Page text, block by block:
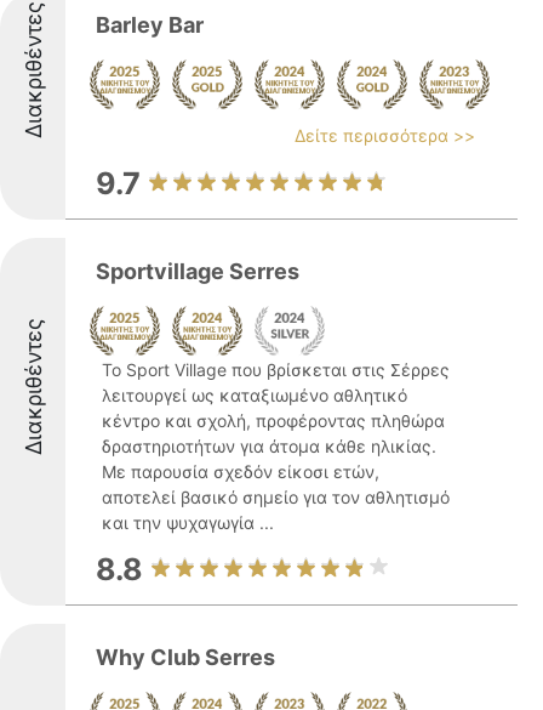
Διακριθέντες Barley Bar
Δείτε περισσότερα >>
9.7
Διακριθέντες
Sportvillage Serres
Το Sport Village που βρίσκεται στις Σέρρες
λειτουργεί ως καταξιωμένο αθλητικό
κέντρο και σχολή, προφέροντας πληθώρα
δραστηριοτήτων για άτομα κάθε ηλικίας.
Με παρουσία σχεδόν είκοσι ετών,
αποτελεί βασικό σημείο για τον αθλητισμό
και την ψυχαγωγία ...
8.8
Why Club Serres